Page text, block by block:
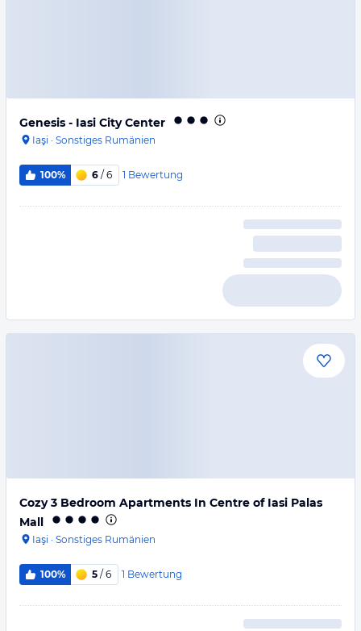
Genesis - Iasi City Center
Iaşi · Sonstiges Rumänien
100% 6 / 6 1 Bewertung
Cozy 3 Bedroom Apartments In Centre of Iasi Palas
Mall
Iaşi · Sonstiges Rumänien
100% 5 / 6 1 Bewertung